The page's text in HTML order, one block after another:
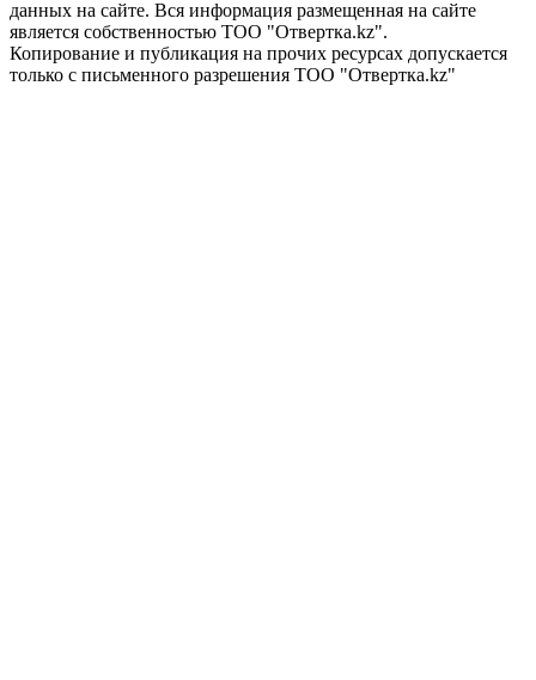
данных на сайте. Вся информация размещенная на сайте
является собственностью ТОО "Отвертка.kz".
Копирование и публикация на прочих ресурсах допускается
только с письменного разрешения ТОО "Отвертка.kz"